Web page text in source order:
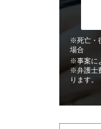
※死亡・
場合
※事案に
※弁護士
ります。